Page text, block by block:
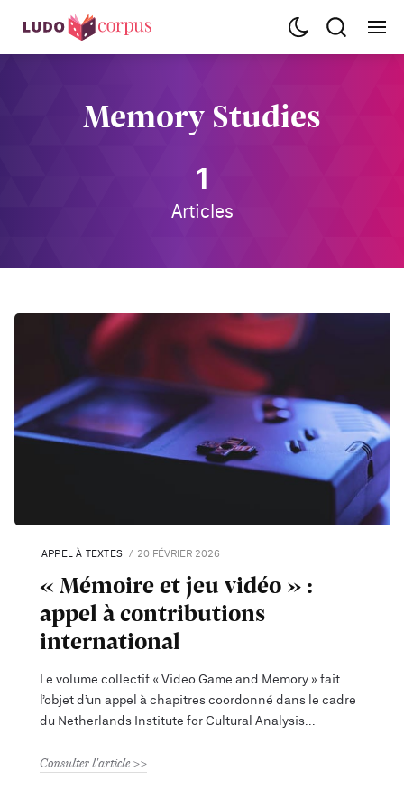
Memory Studies
1
Articles
APPEL À TEXTES 20 FÉVRIER 2026
« Mémoire et jeu vidéo » :
appel à contributions
international
Le volume collectif « Video Game and Memory » fait
l’objet d’un appel à chapitres coordonné dans le cadre
du Netherlands Institute for Cultural Analysis
Consulter l'article